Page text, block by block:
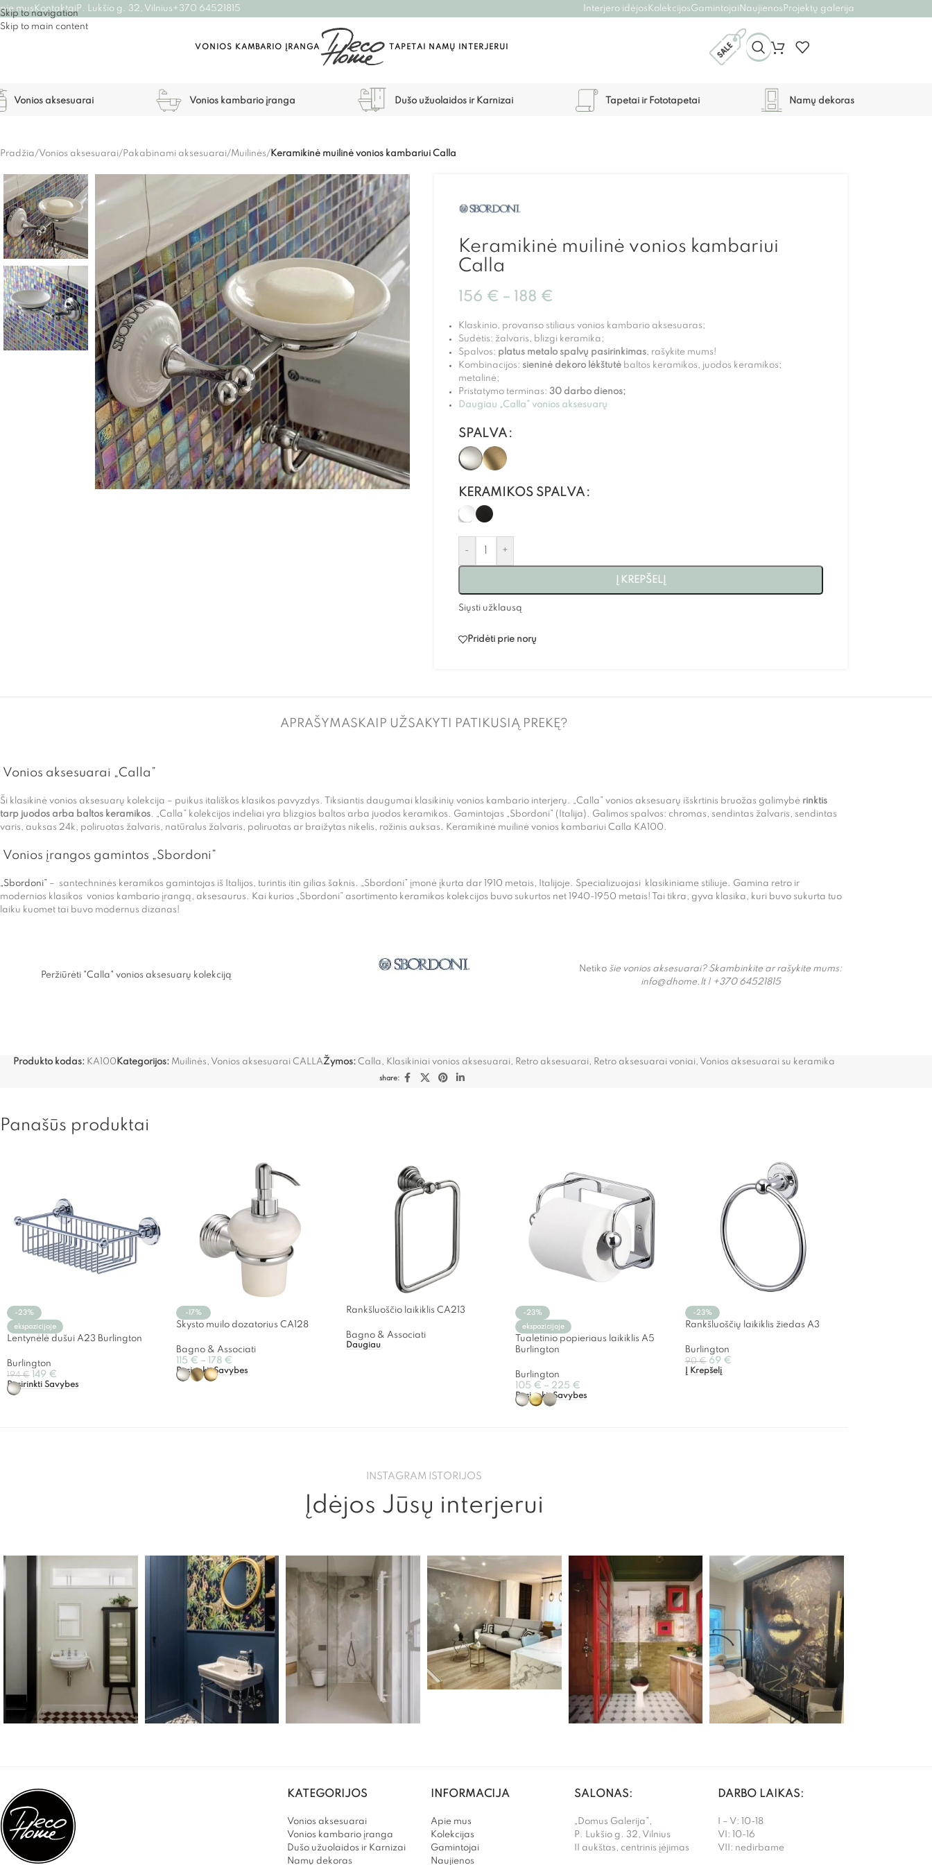
Skip to navigation
Skip to main content
mus Kontaktai P. Lukšio g. 32, Vilnius +370 64521815 Interjero idėjos KolekcijosGamintojai Naujienos Projektų galerija
VONIOS KAMBARIO ĮRANGA TAPETAI NAMŲ INTERJERUI
Vonios aksesuarai Vonios kambario įranga Dušo užuolaidos ir Karnizai Tapetai ir Fototapetai Namų dekoras
Pradžia/Vonios aksesuarai/Pakabinami aksesuarai/Muilinės/ Keramikinė muilinė vonios kambariui Calla
Keramikinė muilinė vonios kambariui
Calla
156 € – 188 €
Klaskinio, provanso stiliaus vonios kambario aksesuaras;
Sudėtis: žalvaris, blizgi keramika;
Spalvos: platus metalo spalvų pasirinkimas, rašykite mums!
Kombinacijos: sieninė dekoro lėkštutėbaltos keramikos, juodos keramikos;
metalinė;
Pristatymo terminas: 30 darbo dienos;
Daugiau „Calla” vonios aksesuarų
SPALVA
KERAMIKOS SPALVA
- +
Į KREPŠELĮ
Siųsti užklausą
Pridėti prie norų
APRAŠYMAS KAIP UŽSAKYTI PATIKUSIĄ PREKĘ?
Vonios aksesuarai „Calla”
Ši klasikinė vonios aksesuarų kolekcija – puikus itališkos klasikos pavyzdys. Tiksiantis daugumai klasikinių vonios kambario interjerų. „Calla” vonios aksesuarų išskrtinis bruožas galimybė rinktis
tarp juodos arba baltos keramikos . „Calla” kolekcijos indeliai yra blizgios baltos arba juodos keramikos. Gamintojas „Sbordoni” (Italija). Galimos spalvos: chromas, sendintas žalvaris, sendintas
varis, auksas 24k, poliruotas žalvaris, natūralus žalvaris, poliruotas ar braižytas nikelis, rožinis auksas
Keramikinė muilinė vonios kambariui Calla KA100.
Vonios įrangos gamintos „Sbordoni”
„Sbordoni” – santechninės keramikos gamintojas iš Italijos, turintis itin gilias šaknis. „Sbordoni” įmonė įkurta dar 1910 metais, Italijoje. Specializuojasi klasikiniame stiliuje. Gamina retro ir
modernios klasikos vonios kambario įrangą, aksesaurus. Kai kurios „Sbordoni” asortimento keramikos kolekcijos buvo sukurtos net 1940-1950 metais! Tai tikra, gyva klasika, kuri buvo sukurta tuo
laiku kuomet tai buvo modernus dizanas!
Peržiūrėti "Calla" vonios aksesuarų kolekciją
Netiko šie vonios aksesuarai? Skambinkite ar rašykite mums:
info@dhome.lt | +370 64521815
Produkto kodas: KA100 Kategorijos: Muilinės Vonios aksesuarai CALLAŽymos: Calla Klasikiniai vonios aksesuarai Retro aksesuarai Retro aksesuarai voniai Vonios aksesuarai su keramika
share:
Panašūs produktai
-23%
ekspozicijoje
Lentynėlė dušui A23 Burlington
Burlington
194€ 149 €
Pasirinkti Savybes
-17%
Skysto muilo dozatorius CA128
Bagno & Associati
115 € – 178 €
Pasirinkti Savybes
Rankšluoščio laikiklis CA213
Bagno & Associati
Daugiau
-23%
ekspozicijoje
Tualetinio popieriaus laikiklis A5
Burlington
Burlington
105 € – 225 €
Pasirinkti Savybes
-23%
Rankšluoščių laikiklis žiedas A3
Burlington
90€ 69 €
Į Krepšelį
INSTAGRAM ISTORIJOS
Įdėjos Jūsų interjerui
KATEGORIJOS
Vonios aksesuarai
Vonios kambario įranga
Dušo užuolaidos ir Karnizai
Namų dekoras
INFORMACIJA
Apie mus
Kolekcijas
Gamintojai
Naujienos
SALONAS:
„Domus Galerija”,
P. Lukšio g. 32, Vilnius
II aukštas, centrinis įėjimas
DARBO LAIKAS:
I – V: 10-18
VI: 10-16
VII: nedirbame